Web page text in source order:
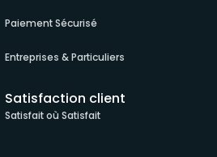
Paiement Sécurisé
Entreprises & Particuliers
Satisfaction client
Satisfait où Satisfait